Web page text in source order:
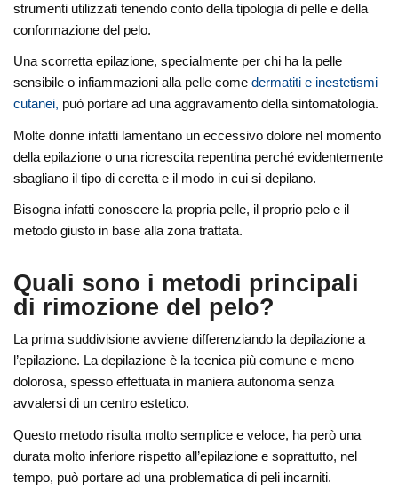
strumenti utilizzati tenendo conto della tipologia di pelle e della
conformazione del pelo.
Una scorretta epilazione, specialmente per chi ha la pelle
sensibile o infiammazioni alla pelle comedermatiti e inestetismi
cutanei, può portare ad una aggravamento della sintomatologia.
Molte donne infatti lamentano un eccessivo dolore nel momento
della epilazione o una ricrescita repentina perché evidentemente
sbagliano il tipo di ceretta e il modo in cui si depilano.
Bisogna infatti conoscere la propria pelle, il proprio pelo e il
metodo giusto in base alla zona trattata.
Quali sono i metodi principali
di rimozione del pelo?
La prima suddivisione avviene differenziando la depilazione a
l’epilazione. La depilazione è la tecnica più comune e meno
dolorosa, spesso effettuata in maniera autonoma senza
avvalersi di un centro estetico.
Questo metodo risulta molto semplice e veloce, ha però una
durata molto inferiore rispetto all’epilazione e soprattutto, nel
tempo, può portare ad una problematica di peli incarniti.